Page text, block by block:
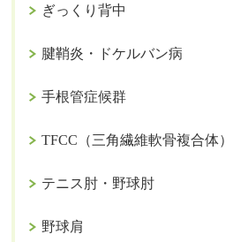
ぎっくり背中
腱鞘炎・ドケルバン病
手根管症候群
TFCC（三角繊維軟骨複合体
テニス肘・野球肘
野球肩